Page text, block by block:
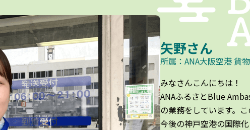
矢野さん
所属：ANA大阪空港 貨
みなさんこんにちは！
ANAふるさとBlue
の業務をしています。
今後の神戸空港の国際